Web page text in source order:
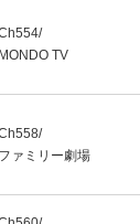
TV
ァミリー劇場